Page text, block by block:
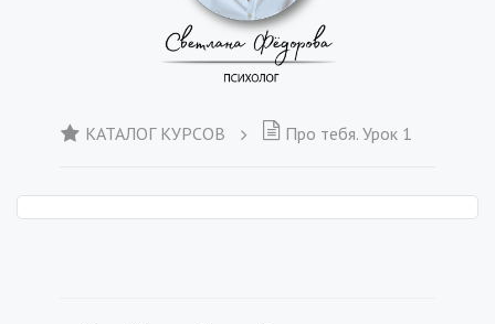
КАТАЛОГ КУРСОВ Про тебя. Урок 1